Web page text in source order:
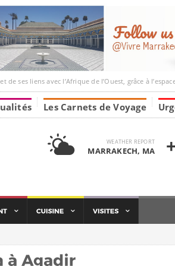
de l’Ouest, grâce à l’espace Marrakesh-Tumbuktu.
Les Carnets de Voyage
WEATHER REPORT
MARRAKECH, MA